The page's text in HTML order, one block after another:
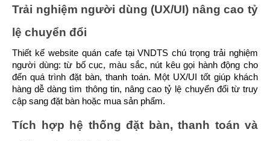
Trải nghiệm người dùng (UX/UI) nâng cao tỷ
lệ chuyển đổi
Thiết kế website quán cafe tại VNDTS chú trọng trải nghiệm
người dùng: từ bố cục, màu sắc, nút kêu gọi hành động cho
đến quá trình đặt bàn, thanh toán. Một UX/UI tốt giúp khách
hàng dễ dàng tìm thông tin, nâng cao tỷ lệ chuyển đổi từ truy
cập sang đặt bàn hoặc mua sản phẩm.
Tích hợp hệ thống đặt bàn, thanh toán và